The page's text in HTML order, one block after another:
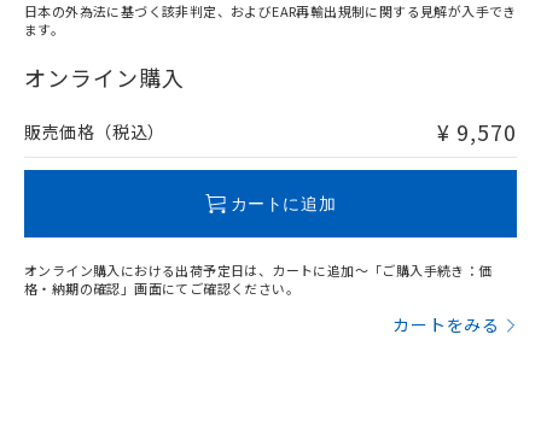
在庫等で未対応品が混在する可能性があります。
問い合わせください。
日本の外為法に基づく該非判定、およびEAR再輸出規制に関する見解が入手でき
ます。
オンライン購入
販売価格（税込） ¥ 9,570
カートに追加
オンライン購入における出荷予定日は、カートに追加～「ご購入手続き：価
格・納期の確認」画面にてご確認ください。
カートをみる